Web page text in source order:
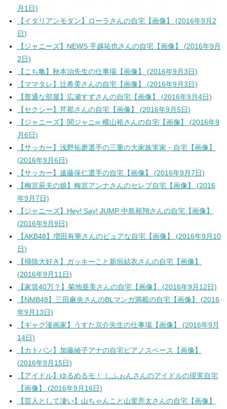
月1日)
【イタリアンモダン】ローラさんの自宅【画像】 (2016年9月2
日)
【ジャニーズ】NEWS 手越祐也さんの自宅【画像】 (2016年9月
2日)
【こち亀】秋本治先生の仕事場【画像】 (2016年9月3日)
【ママタレ】辻希美さんの自宅【画像】 (2016年9月3日)
【普通な部屋】広瀬すずさんの自宅【画像】 (2016年9月4日)
【セクシー】芹那さんの自宅【画像】 (2016年9月5日)
【ジャニーズ】関ジャニ∞ 横山裕さんの自宅【画像】 (2016年9
月6日)
【サッカー】浅野拓磨選手の三重の大家族実家・自宅【画像】
(2016年9月6日)
【サッカー】遠藤保仁選手の自宅【画像】 (2016年9月7日)
【梅宮辰夫の娘】梅宮アンナさんのセレブ自宅【画像】 (2016
年9月7日)
【ジャニーズ】Hey! Say! JUMP 中島裕翔さんの自宅【画像】
(2016年9月9日)
【AKB48】増田有華さんのピュアな自宅【画像】 (2016年9月10
日)
【掃除大好き】ガッキーこと新垣結衣さんの自宅【画像】
(2016年9月11日)
【家賃40万？】菊地亜美さんの自宅【画像】 (2016年9月12日)
【NMB48】三田麻央さんのBLマンガ満載の自宅【画像】 (2016
年9月13日)
【ギャグ漫画家】うすた京介先生の仕事場【画像】 (2016年9月
14日)
【カトパン】加藤綾子アナの自宅ピアノスペース【画像】
(2016年9月15日)
【アイドル】ゆるめるモ！ しふぉんさんのアイドルの現実自宅
【画像】 (2016年9月16日)
【芸人として凄い】山ちゃんこと山里亮太さんの自宅【画像】